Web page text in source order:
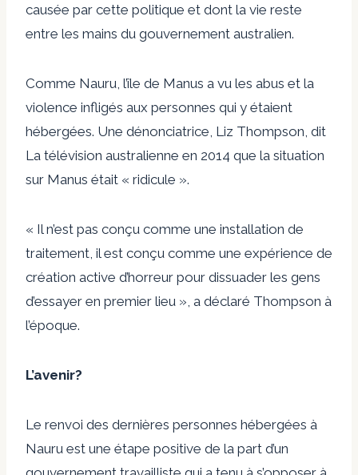
causée par cette politique et dont la vie reste
entre les mains du gouvernement australien.
Comme Nauru, l’île de Manus a vu les abus et la
violence infligés aux personnes qui y étaient
hébergées. Une dénonciatrice, Liz Thompson, dit
La télévision australienne en 2014 que la situation
sur Manus était « ridicule ».
« Il n’est pas conçu comme une installation de
traitement, il est conçu comme une expérience de
création active d’horreur pour dissuader les gens
d’essayer en premier lieu », a déclaré Thompson à
l’époque.
L’avenir?
Le renvoi des dernières personnes hébergées à
Nauru est une étape positive de la part d’un